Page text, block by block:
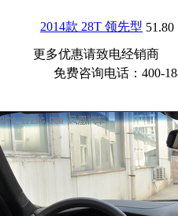
2014款 28T 领先型 51.80
更多优惠请致电经销商
免费咨询电话：400-